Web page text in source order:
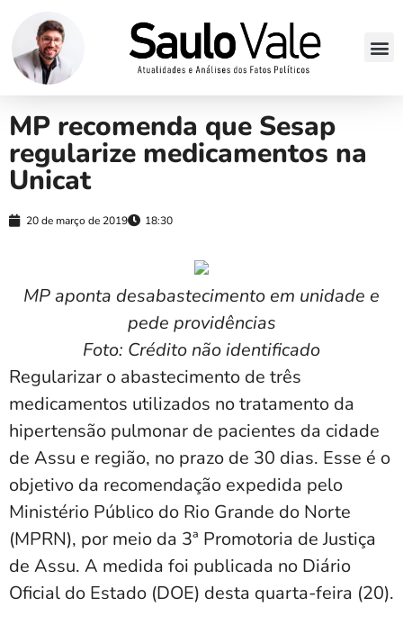
MP recomenda que Sesap
regularize medicamentos na
Unicat
20 de março de 2019 18:30
MP aponta desabastecimento em unidade e
pede providências
Foto: Crédito não identificado
Regularizar o abastecimento de três
medicamentos utilizados no tratamento da
hipertensão pulmonar de pacientes da cidade
de Assu e região, no prazo de 30 dias. Esse é o
objetivo da recomendação expedida pelo
Ministério Público do Rio Grande do Norte
(MPRN), por meio da 3ª Promotoria de Justiça
de Assu. A medida foi publicada no Diário
Oficial do Estado (DOE) desta quarta-feira (20).